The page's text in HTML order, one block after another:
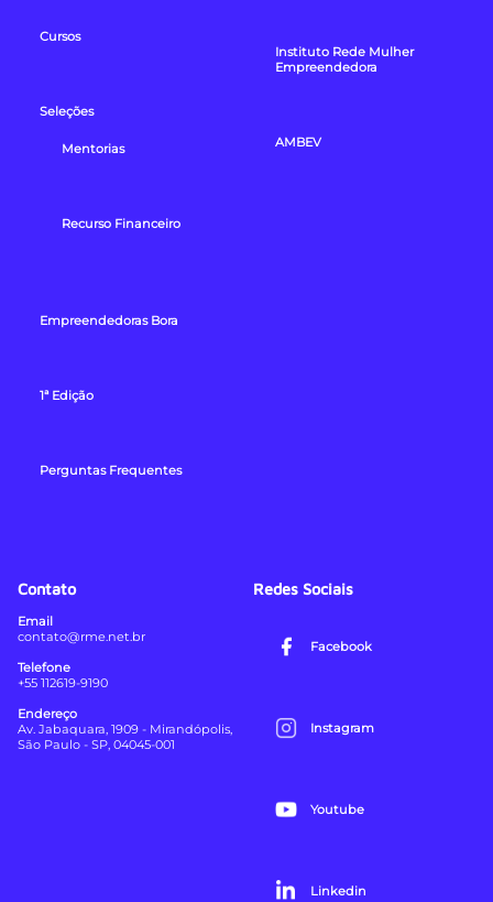
Cursos
Seleções
Mentorias
Recurso Financeiro
Empreendedoras Bora
1ª Edição
Perguntas Frequentes
Instituto Rede Mulher
Empreendedora
AMBEV
Contato
Email
contato@rme.net.br
Telefone
+55 112619-9190
Endereço
Av. Jabaquara, 1909 - Mirandópolis,
São Paulo - SP, 04045-001
Redes Sociais
Facebook
Instagram
Youtube
Linkedin